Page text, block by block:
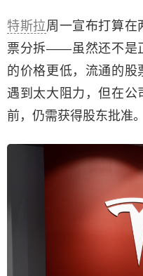
特斯拉周一宣布打算在
票分拆——虽然还不是
的价格更低，流通的
遇到太大阻力，但在
前，仍需获得股东批准。